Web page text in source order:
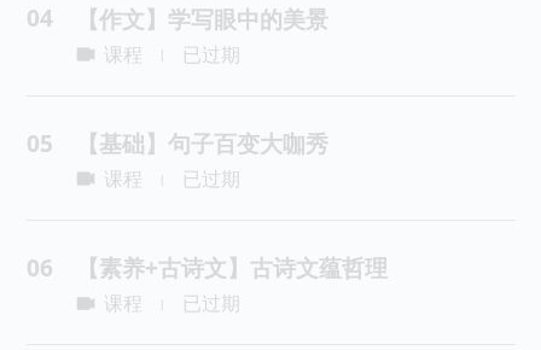
04 【作文】学写眼中的美景
课程 已过期
05 【基础】句子百变大咖秀
课程 已过期
06 【素养+古诗文】古诗文蕴哲理
课程 已过期